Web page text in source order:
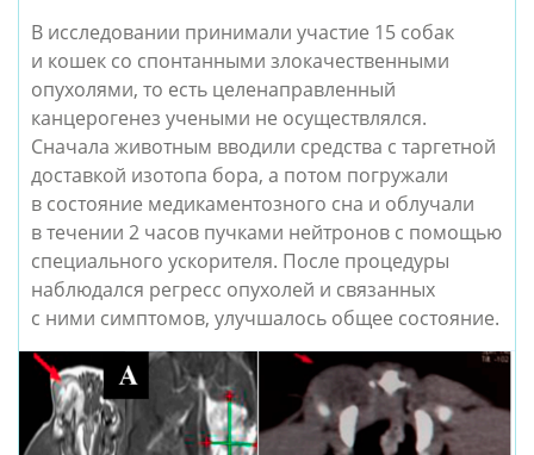
В исследовании принимали участие 15 собак
и кошек со спонтанными злокачественными
опухолями, то есть целенаправленный
канцерогенез учеными не осуществлялся.
Сначала животным вводили средства с таргетной
доставкой изотопа бора, а потом погружали
в состояние медикаментозного сна и облучали
в течении 2 часов пучками нейтронов с помощью
специального ускорителя. После процедуры
наблюдался регресс опухолей и связанных
с ними симптомов, улучшалось общее состояние.